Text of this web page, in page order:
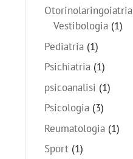
Otorinolaringoiatria
Vestibologia (1)
Pediatria (1)
Psichiatria (1)
psicoanalisi (1)
Psicologia (3)
Reumatologia (1)
Sport (1)